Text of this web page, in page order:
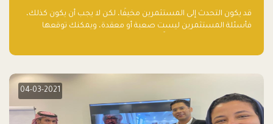
قد يكون التحدث إلى المستثمرين مخيفًا، لكن لا يجب أن يكون كذلك،
فأسئلة المستثمرين ليست صعبة أو معقدة، ويمكنك توقعها
04-03-2021